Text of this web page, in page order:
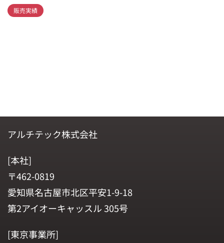
販売実績
アルチテック株式会社
[本社]
〒462-0819
愛知県名古屋市北区平安1-9-18
第2アイオーキャッスル 305号
[東京事業所]